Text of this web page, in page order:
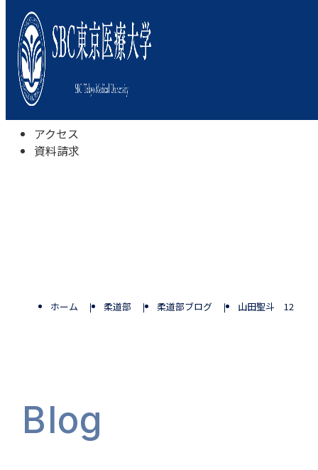
本学について
学びの特色
学部・学科
キャンパスライフ
入試情報
受験相談会
アクセス
資料請求
Blog
ホーム 柔道部 柔道部ブログ 山田聖斗 12